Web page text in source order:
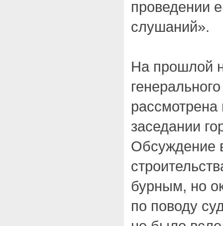
проведении
слушаний».
На прошлой
заседании
Обсуждение
бурным, но
по поводу